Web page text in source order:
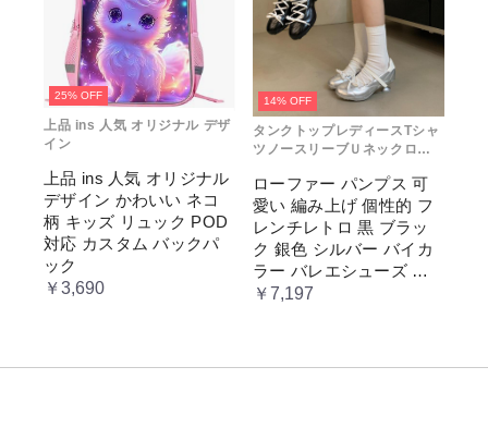
25% OFF
上品 ins 人気 オリジナル デザ
イン
上品 ins 人気 オリジナル
デザイン かわいい ネコ
柄 キッズ リュック POD
対応 カスタム バックパ
ック
￥3,690
14% OFF
タンクトップレディースTシャ
ツノースリーブＵネックロゴ
ローファー パンプス 可
愛い 編み上げ 個性的 フ
レンチレトロ 黒 ブラッ
ク 銀色 シルバー バイカ
ラー バレエシューズ 変
形ヒール 3.5cm ガーリー
￥7,197